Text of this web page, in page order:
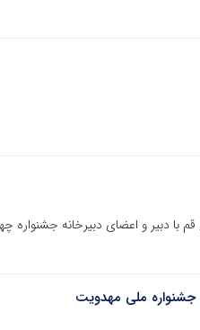
دبیر و اعضای دبیرخانه جشنواره
جشنواره ملی مهدویت